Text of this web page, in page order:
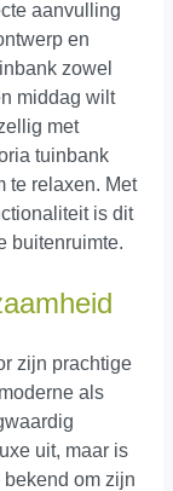
aanvulling
en
zowel
middag wilt
met
tuinbank
te relaxen. Met
is dit
buitenruimte.
zijn prachtige
als
uit, maar is
om zijn